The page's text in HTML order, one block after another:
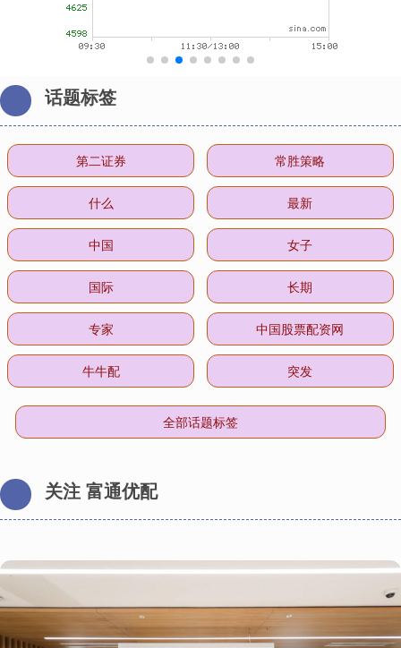
话题标签
第二证券 常胜策略
什么 最新
中国 女子
国际 长期
专家 中国股票配资网
牛牛配 突发
全部话题标签
关注 富通优配